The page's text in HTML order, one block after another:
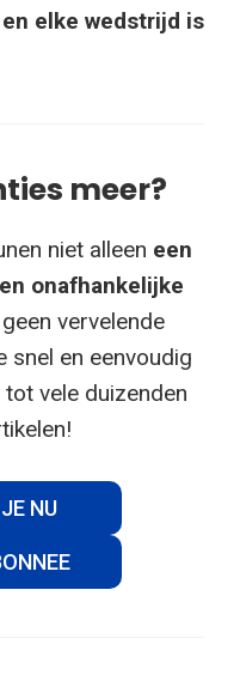
elke wedstrijd is
meer?
niet alleen een
onafhankelijke
vervelende
snel en eenvoudig
vele duizenden
NU